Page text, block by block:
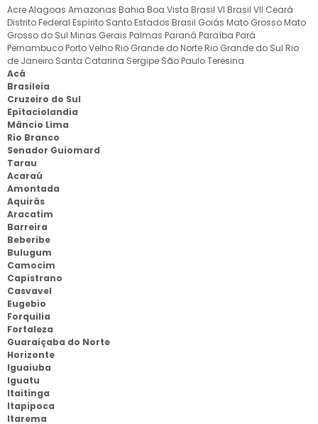
AcreAlagoas Amazonas Bahia Boa Vista Brasil VI Brasil VII Ceará
Distrito Federal Espírito Santo Estados Brasil Goiás Mato Grosso Mato
Grosso do Sul Minas Gerais Palmas Paraná Paraíba Pará
Pernambuco Porto Velho Rio Grande do Norte Rio Grande do Sul Rio
de Janeiro Santa Catarina Sergipe São PauloTeresina
Acá
Brasileia
Cruzeiro do Sul
Epitaciolandia
Mâncio Lima
Rio Branco
Senador Guiomard
Tarau
Acaraú
Amontada
Aquirás
Aracatim
Barreira
Beberibe
Bulugum
Camocim
Capistrano
Casvavel
Eugebio
Forquilia
Fortaleza
Guaraiçaba do Norte
Horizonte
Iguaiuba
Iguatu
Itaitinga
Itapipoca
Itarema